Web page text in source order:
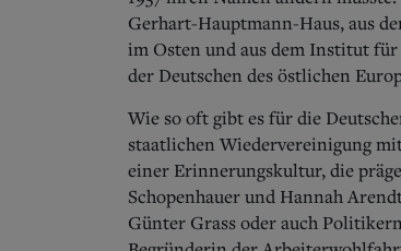
Gerhart-Hauptmann-Haus, aus
im Osten und aus dem Institut
der Deutschen des östlichen
Wie so oft gibt es für die
staatlichen Wiedervereinigung
einer Erinnerungskultur, die
Schopenhauer und Hannah
Günter Grass oder auch